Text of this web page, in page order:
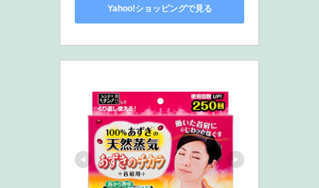
Yahoo!ショッピングで見る